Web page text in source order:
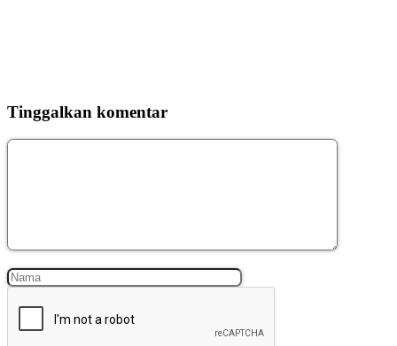
Tinggalkan komentar
Komentar
Nama Surel